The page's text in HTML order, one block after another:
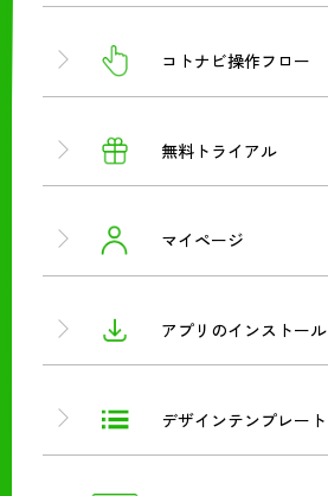
コトナビ操作フロー
無料トライアル
マイページ
アプリのインストール
デザインテンプレート